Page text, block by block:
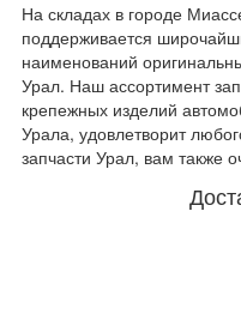
На складах в городе
поддерживается
наименований
Урал. Наш ассортимент
крепежных изделий
Урала, удовлетворит
запчасти Урал, вам также